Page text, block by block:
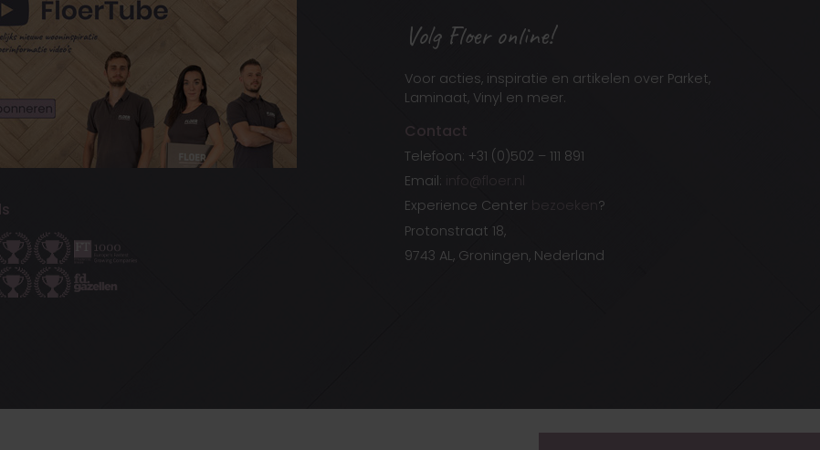
Volg Floer online!
Voor acties, inspiratie en artikelen over Parket,
Laminaat, Vinyl en meer.
Contact
Telefoon: +31 (0)502 – 111 891
Email:
info@floer.nl
Experience Center
bezoeken ?
Protonstraat 18,
9743 AL, Groningen, Nederland